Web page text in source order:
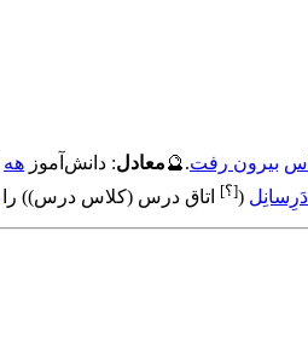
بیرون رفت.
🔮معادل: دانش‌آموز هه
دَرِسانِل ([؟] اتاق درس (کلاس درس)) را